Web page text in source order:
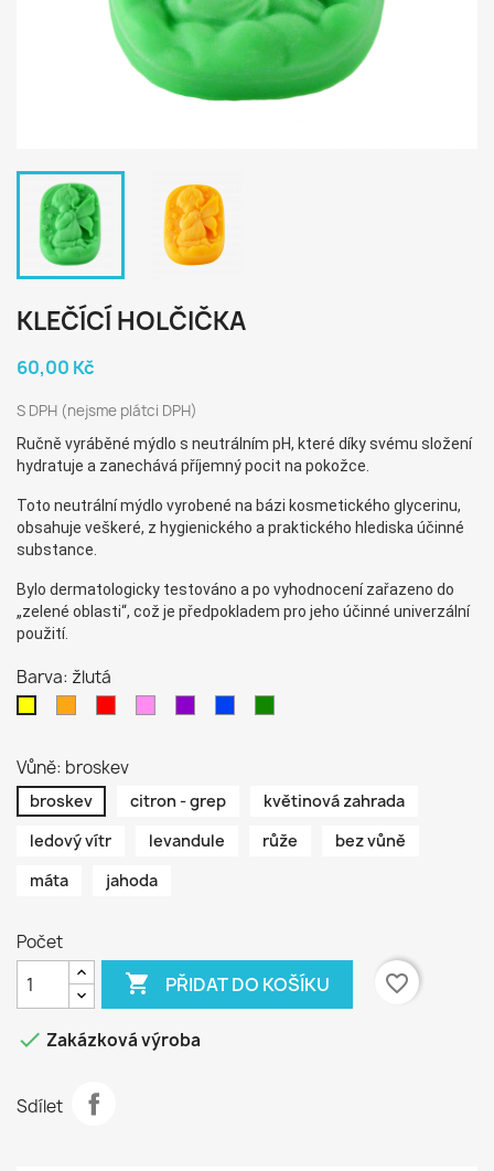
KLEČÍCÍ HOLČIČKA
60,00 Kč
S DPH (nejsme plátci DPH)
Ručně vyráběné mýdlo s neutrálním pH, které díky svému složení
hydratuje a zanechává příjemný pocit na pokožce.
Toto neutrální mýdlo vyrobené na bázi kosmetického glycerinu,
obsahuje veškeré, z hygienického a praktického hlediska účinné
substance.
Bylo dermatologicky testováno a po vyhodnocení zařazeno do
„zelené oblasti“, což je předpokladem pro jeho účinné univerzální
použití.
Barva: žlutá
Vůně: broskev
broskev citron - grep
květinová zahrada
ledový vítr
levandule růže
bez vůně
máta
jahoda
Počet
 PŘIDAT DO KOŠÍKU favorite_border
 Zakázková výroba
Sdílet